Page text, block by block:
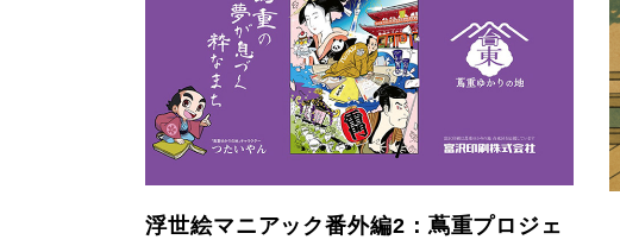
浮世絵マニアック番外編2：蔦重プロジェ